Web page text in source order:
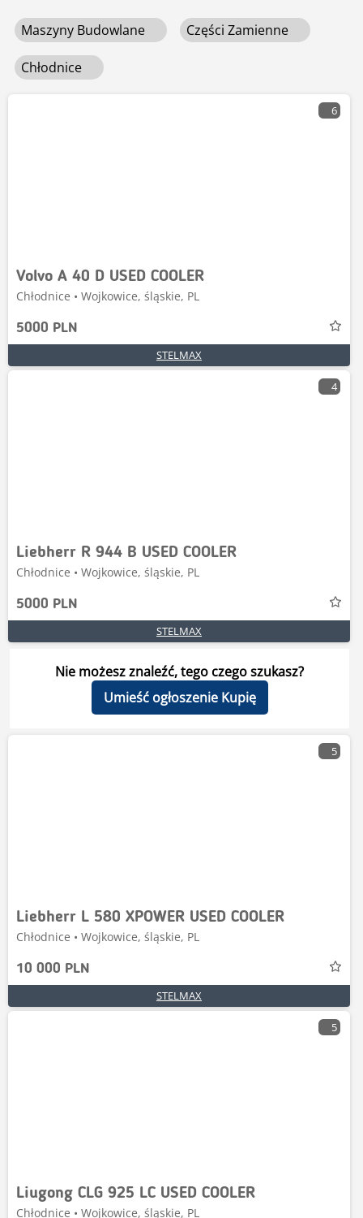
ciężkich prac przemysłowych po wyspecjalizowane
floty. Przeglądaj naszą ofertę chłodnice już dziś i
Maszyny Budowlane Części Zamienne
Chłodnice
6
Volvo A 40 D USED COOLER
Chłodnice • Wojkowice, śląskie, PL
5000 PLN
STELMAX
4
Liebherr R 944 B USED COOLER
Chłodnice • Wojkowice, śląskie, PL
5000 PLN
STELMAX
Nie możesz znaleźć, tego czego szukasz?
Umieść ogłoszenie Kupię
5
Liebherr L 580 XPOWER USED COOLER
Chłodnice • Wojkowice, śląskie, PL
10 000 PLN
STELMAX
5
Liugong CLG 925 LC USED COOLER
Chłodnice • Wojkowice, śląskie, PL